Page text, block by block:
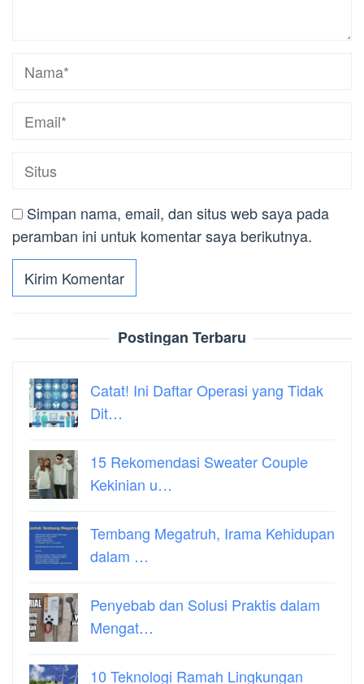
Simpan nama, email, dan situs web saya pada
peramban ini untuk komentar saya berikutnya.
Postingan Terbaru
Catat! Ini Daftar Operasi yang Tidak
Dit…
15 Rekomendasi Sweater Couple
Kekinian u…
Tembang Megatruh, Irama Kehidupan
dalam …
Penyebab dan Solusi Praktis dalam
Mengat…
10 Teknologi Ramah Lingkungan